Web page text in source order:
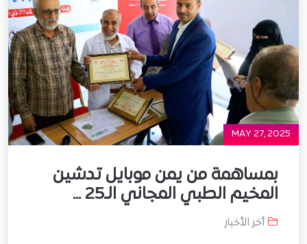
MAY 27, 2025
بمساهمة من يمن موبايل تدشين
المخيم الطبي المجاني الـ25 ...
أخر الأخبار